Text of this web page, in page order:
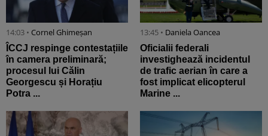
14:03 • Cornel Ghimeșan
ÎCCJ respinge contestațiile
în camera preliminară;
procesul lui Călin
Georgescu și Horațiu
Potra ...
13:45 • Daniela Oancea
Oficialii federali
investighează incidentul
de trafic aerian în care a
fost implicat elicopterul
Marine ...